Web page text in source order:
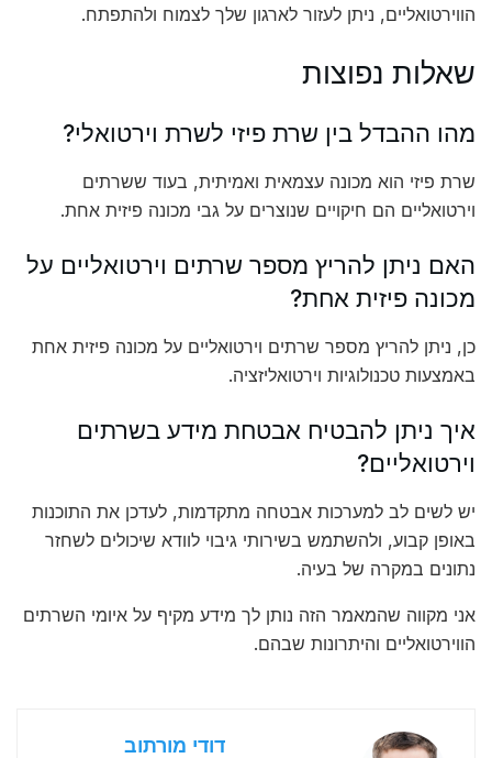
הווירטואליים, ניתן לעזור לארגון שלך לצמוח ולהתפתח.
שאלות נפוצות
מהו ההבדל בין שרת פיזי לשרת וירטואלי?
שרת פיזי הוא מכונה עצמאית ואמיתית, בעוד ששרתים
וירטואליים הם חיקויים שנוצרים על גבי מכונה פיזית אחת.
האם ניתן להריץ מספר שרתים וירטואליים על
מכונה פיזית אחת?
כן, ניתן להריץ מספר שרתים וירטואליים על מכונה פיזית אחת
באמצעות טכנולוגיות וירטואליזציה.
איך ניתן להבטיח אבטחת מידע בשרתים
וירטואליים?
יש לשים לב למערכות אבטחה מתקדמות, לעדכן את התוכנות
באופן קבוע, ולהשתמש בשירותי גיבוי לוודא שיכולים לשחזר
נתונים במקרה של בעיה.
אני מקווה שהמאמר הזה נותן לך מידע מקיף על איומי השרתים
הווירטואליים והיתרונות שבהם.
דודי מורתוב